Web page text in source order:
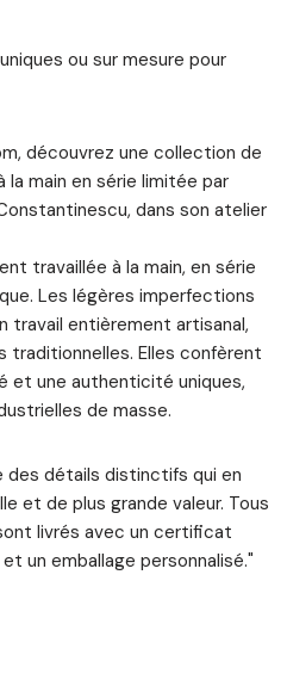
ou sur mesure pour
découvrez une collection de
la main en série limitée par
dans son atelier
travaillée à la main, en série
Les légères imperfections
travail entièrement artisanal,
traditionnelles. Elles confèrent
et une authenticité uniques,
de masse.
des détails distinctifs qui en
et de plus grande valeur. Tous
livrés avec un certificat
un emballage personnalisé."